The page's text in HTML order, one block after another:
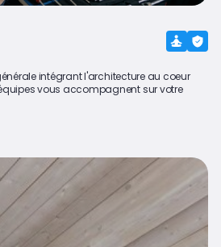
intégrant l'architecture au coeur
vous accompagnent sur votre